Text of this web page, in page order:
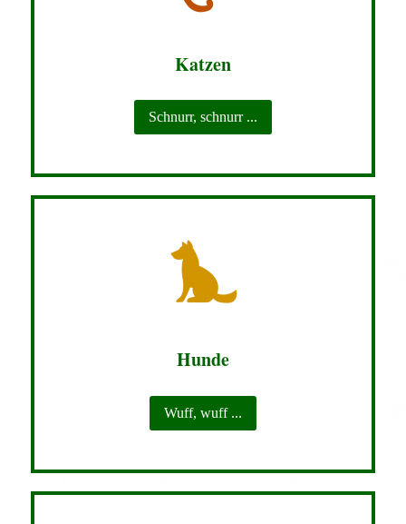
Katzen
Schnurr, schnurr ...
Hunde
Wuff, wuff ...